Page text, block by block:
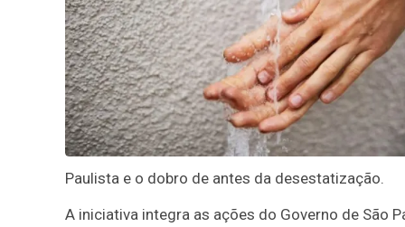
Paulista e o dobro de antes da desestatização.
A iniciativa integra as ações do Governo de São